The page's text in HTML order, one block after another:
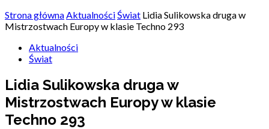
Strona głównaAktualnościŚwiat Lidia Sulikowska druga w
Mistrzostwach Europy w klasie Techno 293
Aktualności
Świat
Lidia Sulikowska druga w
Mistrzostwach Europy w klasie
Techno 293